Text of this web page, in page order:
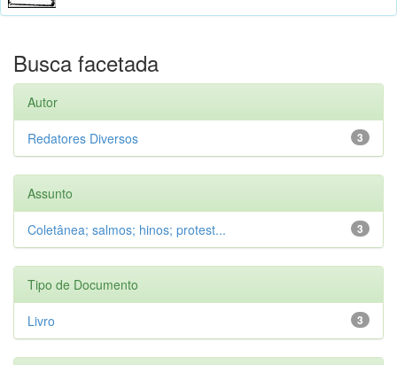
Busca facetada
Autor
3
Redatores Diversos
Assunto
3
Coletânea; salmos; hinos; protest...
Tipo de Documento
3
Livro